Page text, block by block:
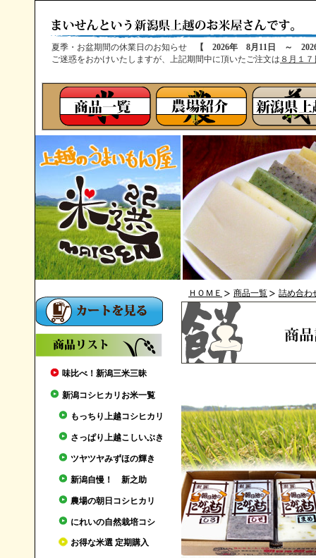
夏季・お盆期間の休業日のお知らせ
【 2026年 8月11日 ～
ご迷惑をおかけいたしますが、上記期間中に頂いたご注文は ８月１
味比べ！新潟三米三昧
新潟コシヒカリお米一覧
もっちり上越コシヒカリ
さっぱり上越こしいぶき
ツヤツヤみずほの輝き
新潟自慢！ 新之助
農場の朝日コシヒカリ
にれいの自然栽培コシ
お得な米選 定期購入
ＨＯＭＥ 商品一覧 詰め合わ